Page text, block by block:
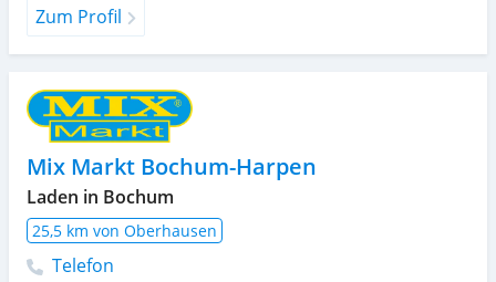
Zum Profil
Mix Markt Bochum-Harpen
Laden in Bochum
25,5 km von Oberhausen
Telefon